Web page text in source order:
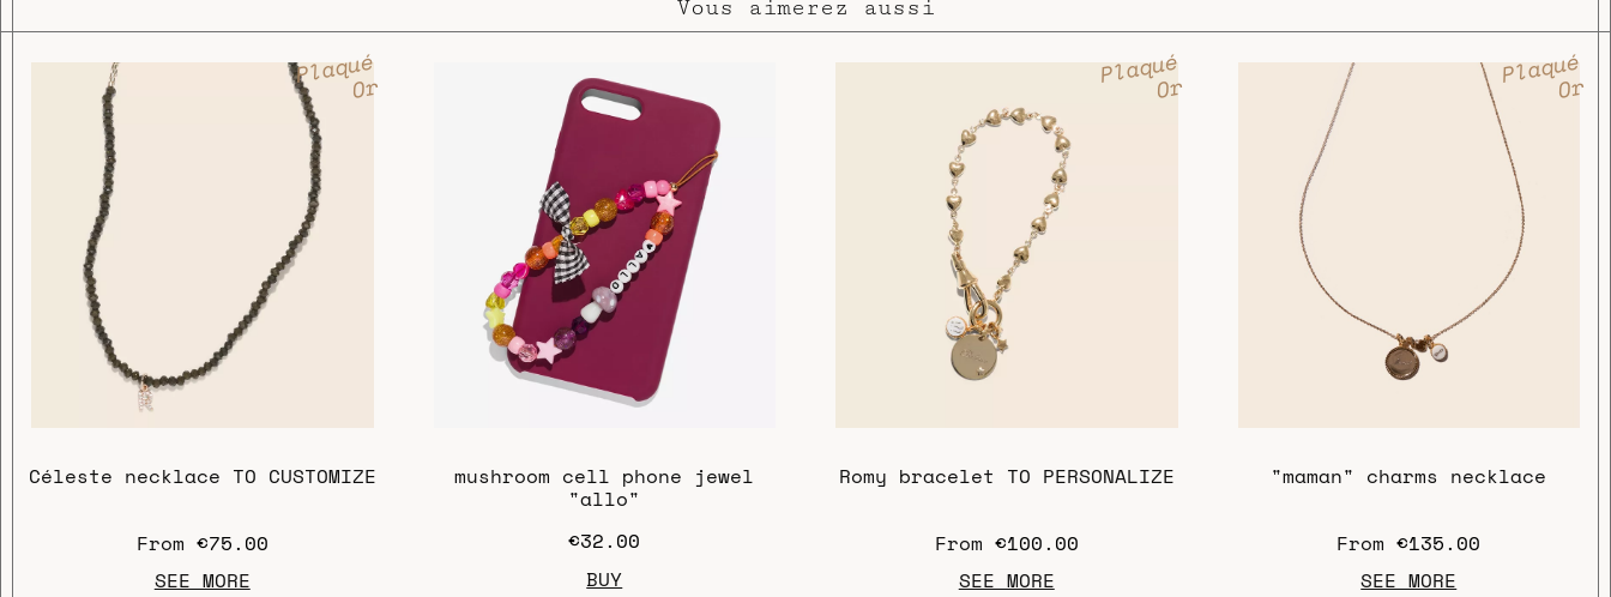
Vous aimerez aussi
Plaqué
Or
Céleste necklace TO CUSTOMIZE
From €75.00
SEE MORE
mushroom cell phone jewel
"allo"
€32.00
BUY
Plaqué
Or
Romy bracelet TO PERSONALIZE
From €100.00
SEE MORE
Plaqué
Or
"maman" charms necklace
From€135.00
SEE MORE